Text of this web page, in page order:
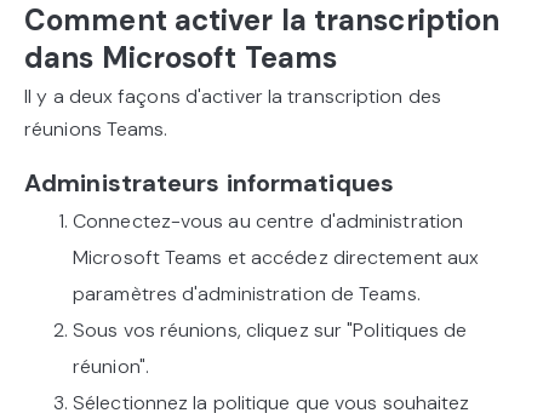
Comment activer la transcription
dans Microsoft Teams
Il y a deux façons d'activer la transcription des
réunions Teams.
Administrateurs informatiques
Connectez-vous au centre d'administration
Microsoft Teams et accédez directement aux
paramètres d'administration de Teams.
Sous vos réunions, cliquez sur "Politiques de
réunion".
Sélectionnez la politique que vous souhaitez